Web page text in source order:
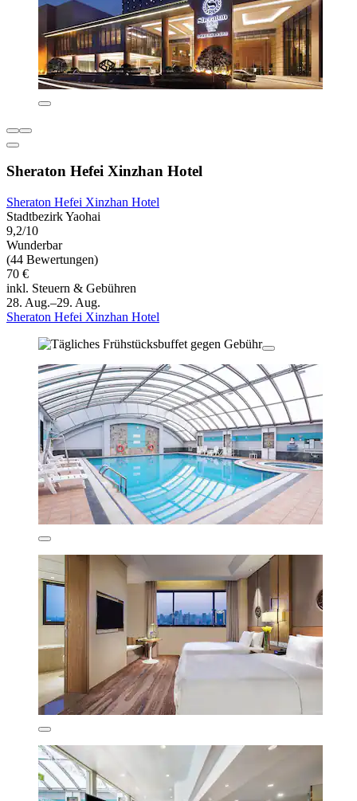
Sheraton Hefei Xinzhan Hotel
Sheraton Hefei Xinzhan Hotel
Stadtbezirk Yaohai
9,2/10
Wunderbar
(44 Bewertungen)
70 €
inkl. Steuern & Gebühren
28. Aug.–29. Aug.
Sheraton Hefei Xinzhan Hotel